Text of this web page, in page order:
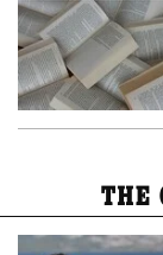
THE